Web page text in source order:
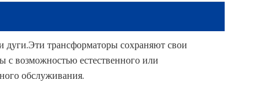
трансформаторы сохраняют свои
возможностью естественного или
обслуживания.